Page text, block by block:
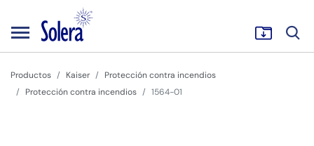
Productos Kaiser
Protección contra incendios
Protección contra incendios
1564-01